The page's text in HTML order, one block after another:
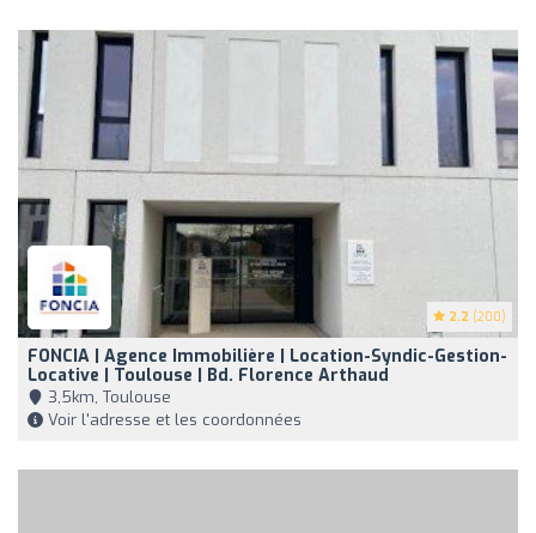
2.2 (200)
FONCIA | Agence Immobilière | Location-Syndic-Gestion-
Locative | Toulouse | Bd. Florence Arthaud
3,5km, Toulouse
Voir l'adresse et les coordonnées